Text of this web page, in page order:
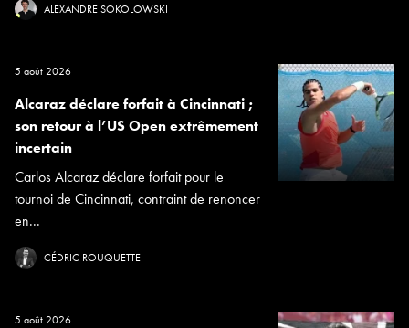
ALEXANDRE SOKOLOWSKI
5 août 2026
Alcaraz déclare forfait à Cincinnati ;
son retour à l’US Open extrêmement
incertain
Carlos Alcaraz déclare forfait pour le
tournoi de Cincinnati, contraint de renoncer
en...
CÉDRIC ROUQUETTE
5 août 2026